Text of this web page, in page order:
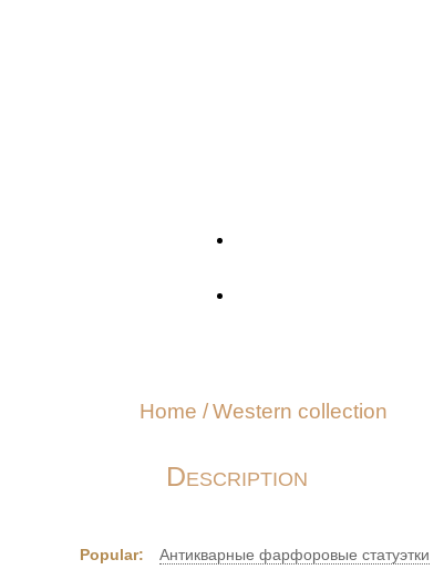
Home /Western collection
Description
Popular: Антикварные фарфоровые статуэтки